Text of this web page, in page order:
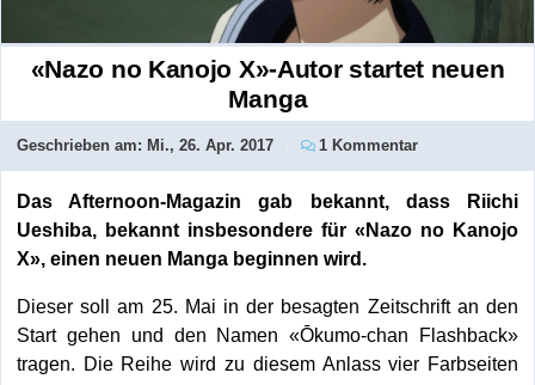
«Nazo no Kanojo X»-Autor startet neuen
Manga
Geschrieben am: Mi., 26. Apr. 2017 1 Kommentar
Das Afternoon-Magazin gab bekannt, dass Riichi
Ueshiba, bekannt insbesondere für «Nazo no Kanojo
X», einen neuen Manga beginnen wird.
Dieser soll am 25. Mai in der besagten Zeitschrift an den
Start gehen und den Namen «Ōkumo-chan Flashback»
tragen. Die Reihe wird zu diesem Anlass vier Farbseiten